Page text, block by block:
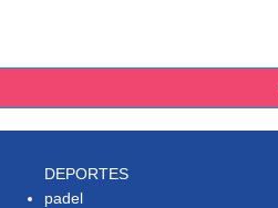
DEPORTES
padel